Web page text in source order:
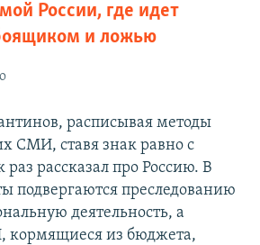
России, где идет
и ложью
расписывая методы
СМИ, ставя знак равно с
раз рассказал про Россию. В
подвергаются преследованию
деятельность, а
кормящиеся из бюджета,